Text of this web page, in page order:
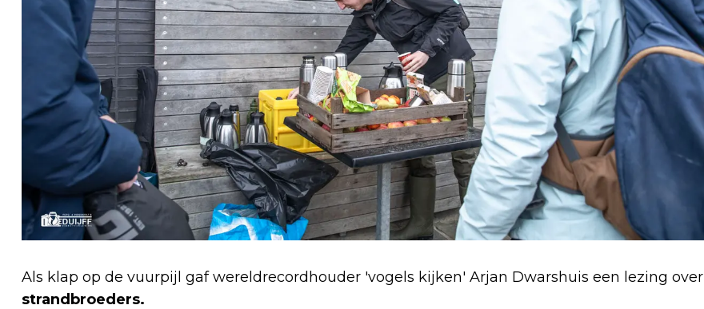
Als klap op de vuurpijl gaf wereldrecordhouder 'vogels kijken' Arjan Dwarshuis een lezing over
strandbroeders.